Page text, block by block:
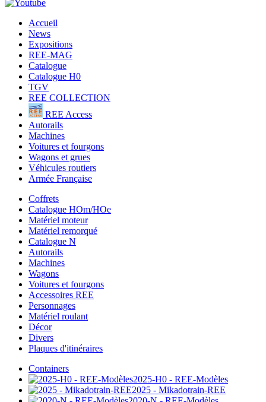
Accueil
News
Expositions
REE-MAG
Catalogue
Catalogue H0
TGV
REE COLLECTION
REE Access
Autorails
Machines
Voitures et fourgons
Wagons et grues
Véhicules routiers
Armée Française
Coffrets
Catalogue HOm/HOe
Matériel moteur
Matériel remorqué
Catalogue N
Autorails
Machines
Wagons
Voitures et fourgons
Accessoires REE
Personnages
Matériel roulant
Décor
Divers
Plaques d'itinéraires
Containers
2025-H0 - REE-Modèles
2025 - Mikadotrain-REE